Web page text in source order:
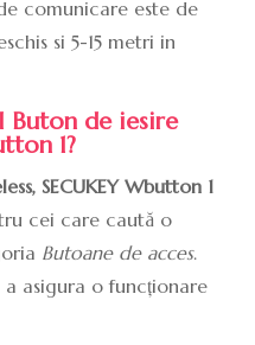
comunicare este de
si 5-15 metri in
Buton de iesire
1?
SECUKEY Wbutton 1
cei care caută o
Butoane de acces.
asigura o funcționare